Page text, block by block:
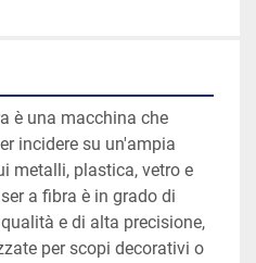
è una macchina che
incidere su un'ampia
metalli, plastica, vetro e
a fibra è in grado di
e di alta precisione,
per scopi decorativi o